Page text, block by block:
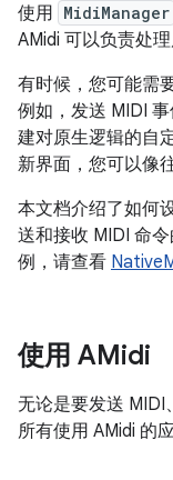
使用 MidiManager
AMidi 可以负责处理
有时候，您可能需
例如，发送 MIDI
建对原生逻辑的自
新界面，您可以像
本文档介绍了如何
送和接收 MIDI 命
例，请查看
使用 AMidi
无论是要发送 MIDI
所有使用 AMidi 的